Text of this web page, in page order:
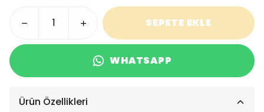
SEPETE EKLE
WHATSAPP
Ürün Özellikleri